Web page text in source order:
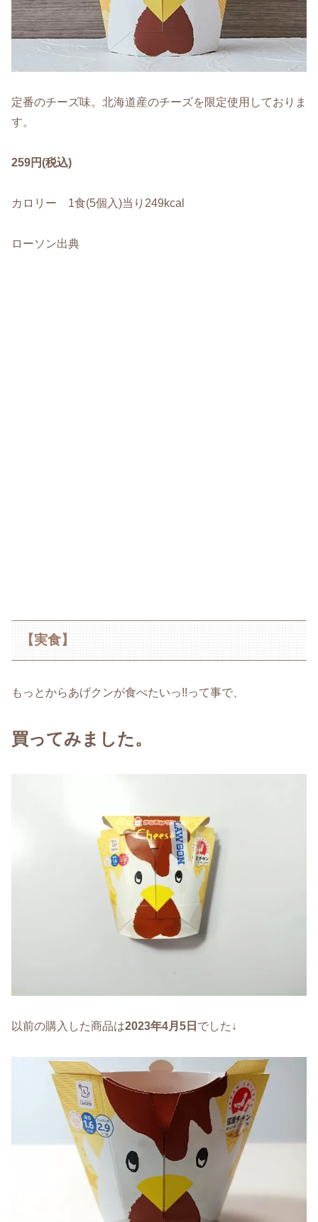
定番のチーズ味。北海道産のチーズを限定使用しておりま
す。
259円(税込)
カロリー 1食(5個入)当り249kcal
ローソン出典
【実食】
もっとからあげクンが食べたいっ!!って事で、
買ってみました。
以前の購入した商品は2023年4月5日 でした↓